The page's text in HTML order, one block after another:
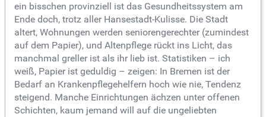
ein bisschen provinziell ist das Gesundheitssystem am
Ende doch, trotz aller Hansestadt-Kulisse. Die Stadt
altert, Wohnungen werden seniorengerechter (zumindest
auf dem Papier), und Altenpflege rückt ins Licht, das
manchmal greller ist als ihr lieb ist. Statistiken – ich
weiß, Papier ist geduldig – zeigen: In Bremen ist der
Bedarf an Krankenpflegehelfern hoch wie nie, Tendenz
steigend. Manche Einrichtungen ächzen unter offenen
Schichten, kaum jemand will auf die ungeliebten